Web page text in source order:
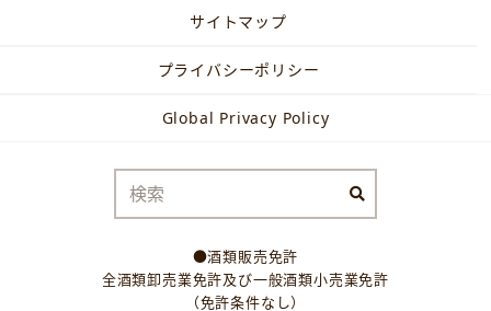
サイトマップ
プライバシーポリシー
Global Privacy Policy
●酒類販売免許
全酒類卸売業免許及び一般酒類小売業免許
（免許条件なし）